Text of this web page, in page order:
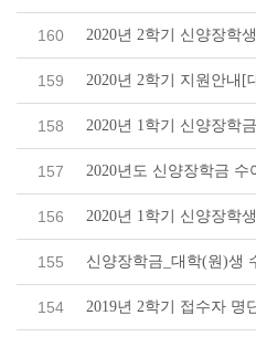
160
159 2020년 2학기 지원안내[
158
157 2020년도 신양장학금 수
156
155
154 2019년 2학기 접수자 명